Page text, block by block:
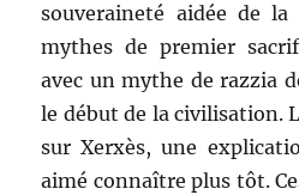
souveraineté aidée de
mythes de premier
avec un mythe de razzia
le début de la civilisation.
sur Xerxès, une
aimé connaître plus tôt.